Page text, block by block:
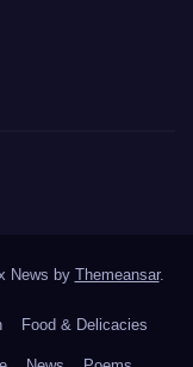
News by Themeansar.
Food & Delicacies